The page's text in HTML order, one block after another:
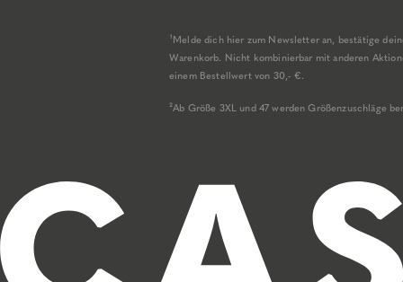
¹Melde dich hier zum Newsletter an, bestätige
Warenkorb. Nicht kombinierbar mit anderen
einem Bestellwert von 30,- €.
²Ab Größe 3XL und 47 werden Größenzuschläge